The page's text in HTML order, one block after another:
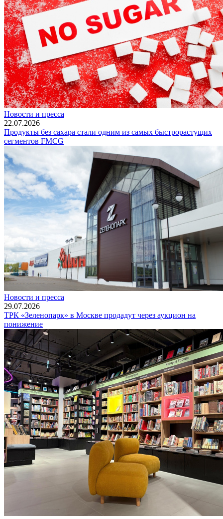
Новости и пресса
22.07.2026
Продукты без сахара стали одним из самых быстрорастущих
сегментов FMCG
Новости и пресса
29.07.2026
ТРК «Зеленопарк» в Москве продадут через аукцион на
понижение